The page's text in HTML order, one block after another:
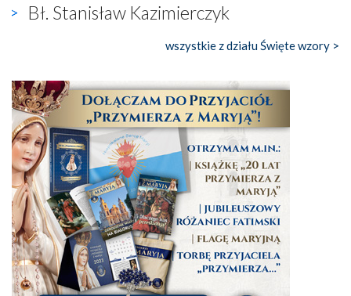
Bł. Stanisław Kazimierczyk
wszystkie z działu Święte wzory >